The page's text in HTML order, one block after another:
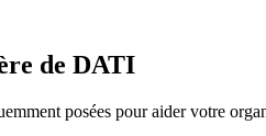
de DATI
posées pour aider votre